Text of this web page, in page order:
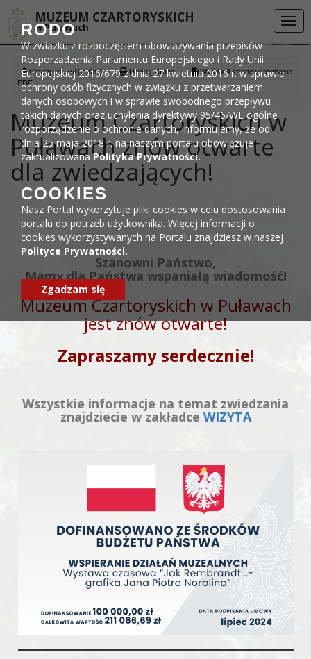
DEKLARACJA DOSTĘPNOŚCI
MUZEUM CZARTORYSKICH
w Puławach
Czytaj artykuł (lektor) Drukuj stronę
Wyświetl stronę w formacie
PDF
Muzeum Czartoryskich w
Puławach znów otwarte
dla zwiedzających!
Szanowni Państwo,
Mamy dla Państwa wspaniałą wiadomość!
Muzeum Czartoryskich w Puławach
jest znów otwarte!
Zapraszamy serdecznie!
Wszystkie informacje na temat zwiedzania
znajdziecie w zakładce WIZYTA
RODO
W związku z rozpoczęciem obowiązywania przepisów
Rozporządzenia Parlamentu Europejskiego i Rady Unii
Europejskiej 2016/679 z dnia 27 kwietnia 2016 r. w sprawie
ochrony osób fizycznych w związku z przetwarzaniem
danych osobowych i w sprawie swobodnego przepływu
takich danych oraz uchylenia dyrektywy 95/46/WE ogólne
rozporządzenie o ochronie danych, informujemy, że od
dnia 25 maja 2018 r. na naszym portalu obowiązuje
zaktualizowanaPolityka Prywatności.
COOKIES
Nasz Portal wykorzytuje pliki cookies w celu dostosowania
portalu do potrzeb użytkownika. Więcej informacji o
cookies wykorzystywanych na Portalu znajdziesz w naszej
Polityce Prywatności.
Zgadzam się